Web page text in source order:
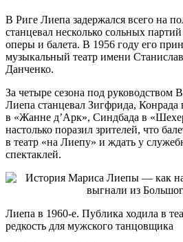
В Риге Лиепа задержался всего на
станцевал несколько сольных
оперы и балета. В 1956 году его
музыкальный театр имени
Данченко.
За четыре сезона под руководством
Лиепа станцевал Зигфрида, Конрада
в «Жанне д’Арк», Синдбада в
настолько поразил зрителей, что
в театр «на Лиепу» и ждать у
спектаклей.
Лиепа в 1960-е. Публика ходила в
редкость для мужского танцовщика